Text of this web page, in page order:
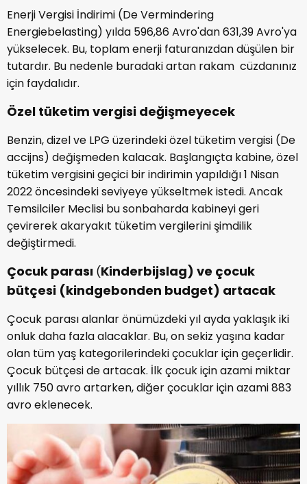
Enerji Vergisi İndirimi (De Vermindering
Energiebelasting) yılda 596,86 Avro'dan 631,39 Avro'ya
yükselecek. Bu, toplam enerji faturanızdan düşülen bir
tutardır. Bu nedenle buradaki artan rakam cüzdanınız
için faydalıdır.
Özel tüketim vergisi değişmeyecek
Benzin, dizel ve LPG üzerindeki özel tüketim vergisi (De
accijns) değişmeden kalacak. Başlangıçta kabine, özel
tüketim vergisini geçici bir indirimin yapıldığı 1 Nisan
2022 öncesindeki seviyeye yükseltmek istedi. Ancak
Temsilciler Meclisi bu sonbaharda kabineyi geri
çevirerek akaryakıt tüketim vergilerini şimdilik
değiştirmedi.
Çocuk parası (Kinderbijslag) ve çocuk
bütçesi (kindgebonden budget) artacak
Çocuk parası alanlar önümüzdeki yıl ayda yaklaşık iki
onluk daha fazla alacaklar. Bu, on sekiz yaşına kadar
olan tüm yaş kategorilerindeki çocuklar için geçerlidir.
Çocuk bütçesi de artacak. İlk çocuk için azami miktar
yıllık 750 avro artarken, diğer çocuklar için azami 883
avro eklenecek.